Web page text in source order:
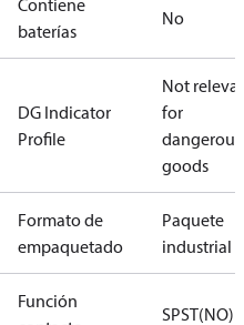
Contiene
baterías
No
DG Indicator
Profile
Not relevant
for
dangerous
goods
Formato de
empaquetado
Paquete
industrial
Función
SPST(NO)